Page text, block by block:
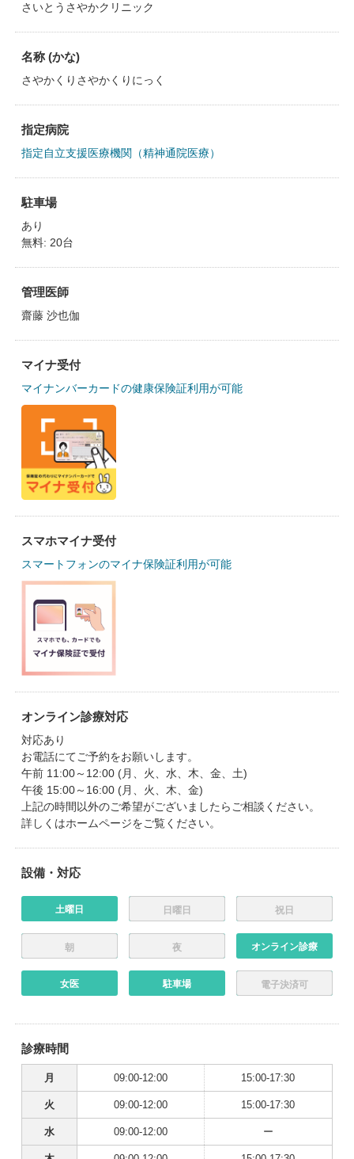
さいとうさやかクリニック
名称 (かな)
さやかくりさやかくりにっく
指定病院
指定自立支援医療機関（精神通院医療）
駐車場
あり
無料: 20台
管理医師
齋藤 沙也伽
マイナ受付
マイナンバーカードの健康保険証利用が可能
スマホマイナ受付
スマートフォンのマイナ保険証利用が可能
オンライン診療対応
対応あり
お電話にてご予約をお願いします。
午前 11:00～12:00 (月、火、水、木、金、土)
午後 15:00～16:00 (月、火、木、金)
上記の時間以外のご希望がございましたらご相談ください。
詳しくはホームページをご覧ください。
設備・対応
土曜日 日曜日 祝日
朝 夜 オンライン診療
女医 駐車場 電子決済可
診療時間
月 09:00-12:00 15:00-17:30
火 09:00-12:00 15:00-17:30
水 09:00-12:00 ー